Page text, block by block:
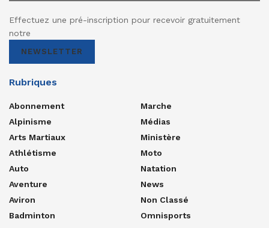
Effectuez une pré-inscription pour recevoir gratuitement
notre
NEWSLETTER
Rubriques
Abonnement
Alpinisme
Arts Martiaux
Athlétisme
Auto
Aventure
Aviron
Badminton
Marche
Médias
Ministère
Moto
Natation
News
Non Classé
Omnisports